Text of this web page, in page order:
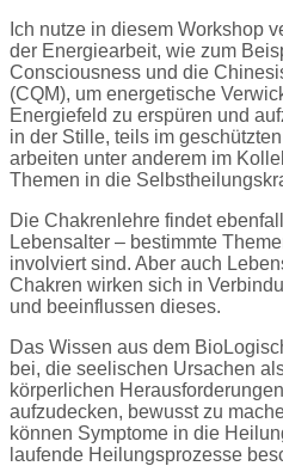
Ich nutze in diesem Workshop
der Energiearbeit, wie zum
Consciousness und die
(CQM), um energetische
Energiefeld zu erspüren und
in der Stille, teils im
arbeiten unter anderem im
Themen in die
Die Chakrenlehre findet
Lebensalter – bestimmte
involviert sind. Aber auch
Chakren wirken sich in
und beeinflussen dieses.
Das Wissen aus dem
bei, die seelischen Ursachen
körperlichen
aufzudecken, bewusst zu
können Symptome in die
laufende Heilungsprozesse